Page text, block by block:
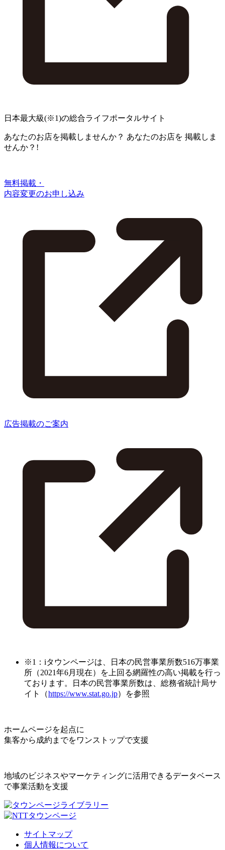
日本最大級(※1)の総合ライフポータルサイト
あなたのお店を掲載しませんか？ あなたのお店を 掲載しま
せんか？!
無料掲載・
内容変更のお申し込み
広告掲載のご案内
※1：iタウンページは、日本の民営事業所数516万事業
所（2021年6月現在）を上回る網羅性の高い掲載を行っ
ております。日本の民営事業所数は、総務省統計局サ
イト（https://www.stat.go.jp）を参照
ホームページを起点に
集客から成約までをワンストップで支援
地域のビジネスやマーケティングに活用できるデータベース
で事業活動を支援
サイトマップ
個人情報について